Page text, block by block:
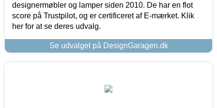
designermøbler og lamper siden 2010. De har en flot
score på Trustpilot, og er certificeret af E-mærket. Klik
her for at se deres udvalg.
Se udvalget på DesignGaragen.dk